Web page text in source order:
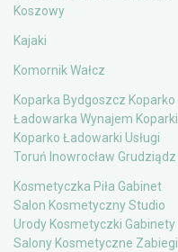
Koszowy
Kajaki
Komornik Wałcz
Koparka Bydgoszcz Koparko
Ładowarka Wynajem Koparki
Koparko Ładowarki Usługi
Toruń Inowrocław Grudziądz
Kosmetyczka Piła Gabinet
Salon Kosmetyczny Studio
Urody Kosmetyczki Gabinety
Salony Kosmetyczne Zabiegi